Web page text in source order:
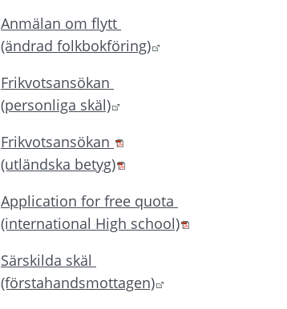
Anmälan om flytt
(ändrad folkbokföring)
Frikvotsansökan
(personliga skäl)
Frikvotsansökan
Pdf, 187.7 kB.
(utländska betyg) Pdf, 187.7 kB.
Application for free quota
(international High school) Pdf, 187.4 kB.
Särskilda skäl
(förstahandsmottagen)